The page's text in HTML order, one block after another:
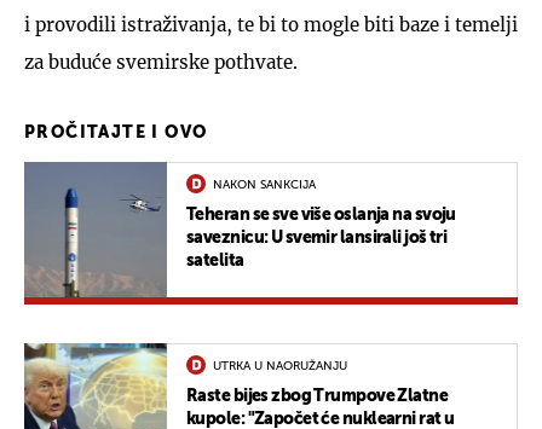
i provodili istraživanja, te bi to mogle biti baze i temelji
za buduće svemirske pothvate.
PROČITAJTE I OVO
NAKON SANKCIJA
Teheran se sve više oslanja na svoju
saveznicu: U svemir lansirali još tri
satelita
UTRKA U NAORUŽANJU
Raste bijes zbog Trumpove Zlatne
kupole: "Započet će nuklearni rat u